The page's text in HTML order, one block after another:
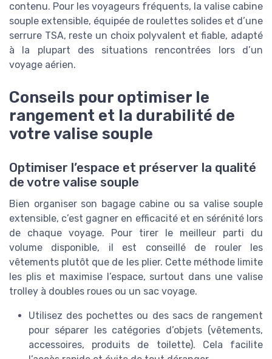
contenu. Pour les voyageurs fréquents, la valise cabine
souple extensible, équipée de roulettes solides et d’une
serrure TSA, reste un choix polyvalent et fiable, adapté
à la plupart des situations rencontrées lors d’un
voyage aérien.
Conseils pour optimiser le
rangement et la durabilité de
votre valise souple
Optimiser l’espace et préserver la qualité
de votre valise souple
Bien organiser son bagage cabine ou sa valise souple
extensible, c’est gagner en efficacité et en sérénité lors
de chaque voyage. Pour tirer le meilleur parti du
volume disponible, il est conseillé de rouler les
vêtements plutôt que de les plier. Cette méthode limite
les plis et maximise l’espace, surtout dans une valise
trolley à doubles roues ou un sac voyage.
Utilisez des pochettes ou des sacs de rangement
pour séparer les catégories d’objets (vêtements,
accessoires, produits de toilette). Cela facilite